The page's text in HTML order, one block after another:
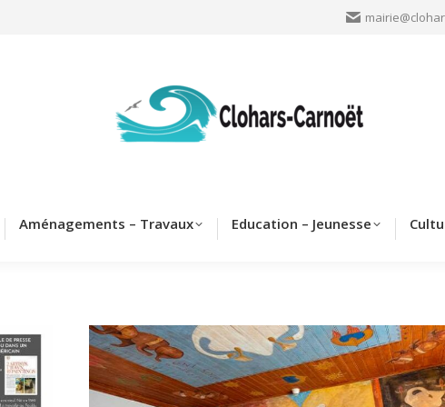
Aménagements – Travaux Education – Jeunesse
Education –